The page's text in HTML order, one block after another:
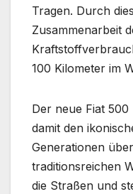
Tragen. Durch
Zusammenarbeit
100 Kilometer im
Der neue Fiat
damit den
Generationen
traditionsreichen
die Straßen und